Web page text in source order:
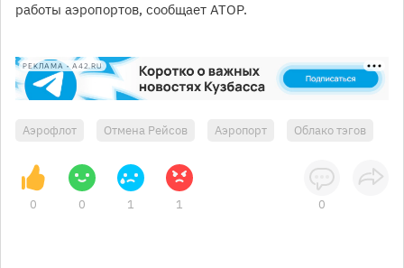
работы аэропортов, сообщает АТОР.
РЕКЛАМА • A42.RU
Аэрофлот Отмена Рейсов Аэропорт Облако тэгов
0 0 1 1 0